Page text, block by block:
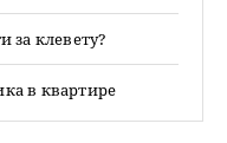
за клевету?
в квартире